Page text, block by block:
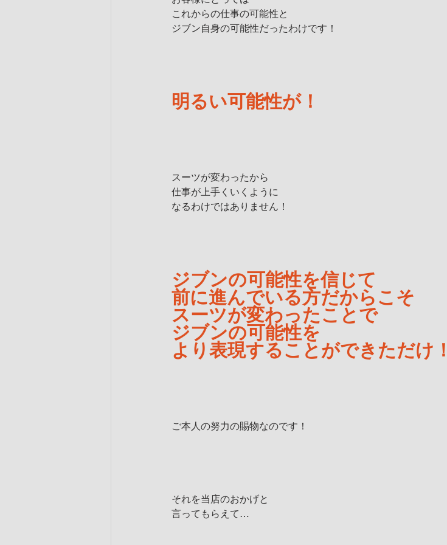
これからの仕事の可能性と
ジブン自身の可能性だったわけです！
明るい可能性が！
スーツが変わったから
仕事が上手くいくように
なるわけではありません！
ジブンの可能性を信じて
前に進んでいる方だからこそ
スーツが変わったことで
ジブンの可能性を
より表現することができただけ！
ご本人の努力の賜物なのです！
それを当店のおかげと
言ってもらえて…